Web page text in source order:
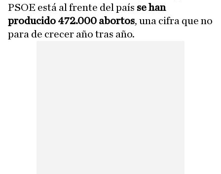
PSOE está al frente del país se han
producido 472.000 abortos, una cifra que no
para de crecer año tras año.